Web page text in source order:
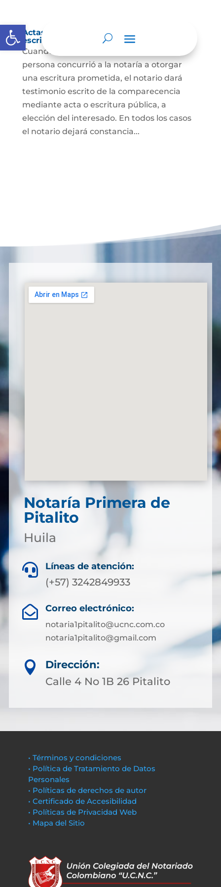
Abrir barra de herramientas
Actas de comparecencia para otorgar
escritura pública
Cuando se trate de comprobar que una
persona concurrió a la notaría a otorgar
una escritura prometida, el notario dará
testimonio escrito de la comparecencia
mediante acta o escritura pública, a
elección del interesado. En todos los casos
el notario dejará constancia...
Notaría Primera de
Pitalito
Huila
 Líneas de atención:
(+57) 3242849933
 Correo electrónico:
notaria1pitalito@ucnc.com.co
notaria1pitalito@gmail.com

Dirección:
Calle 4 No 1B 26 Pitalito
• Términos y condiciones
• Política de Tratamiento de Datos
Personales
• Políticas de derechos de autor
• Certificado de Accesibilidad
• Políticas de Privacidad Web
• Mapa del Sitio